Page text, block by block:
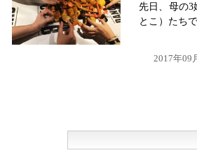
先日、母の3
とこ）たち
2017年09
検